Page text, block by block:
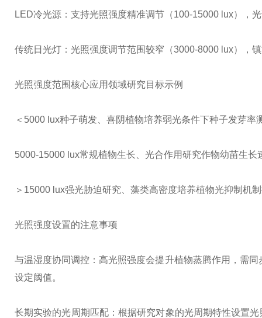
LED冷光源：支持光照强度精准调节（100-15000 lux），
传统日光灯：光照强度调节范围较窄（3000-8000 lux），
光照强度范围核心应用领域研究目标示例
＜5000 lux种子萌发、喜阴植物培养弱光条件下种子发芽率
5000-15000 lux常规植物生长、光合作用研究作物幼苗生长
＞15000 lux强光胁迫研究、藻类高密度培养植物光抑制机
光照强度设置的注意事项
与温湿度协同调控：高光照强度会提升植物蒸腾作用，需
设定阈值。
长期实验的光周期匹配：根据研究对象的光周期特性设置